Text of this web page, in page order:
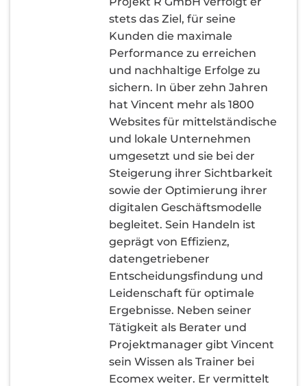
stets das Ziel, für seine
Kunden die maximale
Performance zu erreichen
und nachhaltige Erfolge zu
sichern. In über zehn Jahren
hat Vincent mehr als 1800
Websites für mittelständische
und lokale Unternehmen
umgesetzt und sie bei der
Steigerung ihrer Sichtbarkeit
sowie der Optimierung ihrer
digitalen Geschäftsmodelle
begleitet. Sein Handeln ist
geprägt von Effizienz,
datengetriebener
Entscheidungsfindung und
Leidenschaft für optimale
Ergebnisse. Neben seiner
Tätigkeit als Berater und
Projektmanager gibt Vincent
sein Wissen als Trainer bei
Ecomex weiter. Er vermittelt